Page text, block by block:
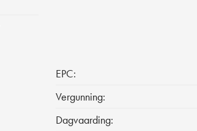
EPC:
Vergunning:
Dagvaarding: